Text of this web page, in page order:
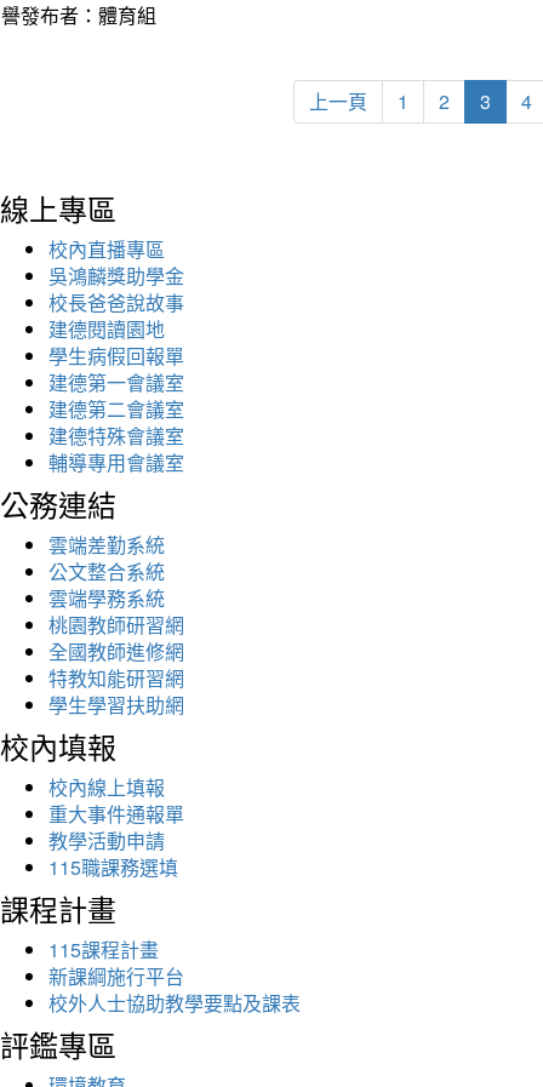
發布者：體育組
上一頁 1 2 3 4
線上專區
校內直播專區
吳鴻麟獎助學金
校長爸爸說故事
建德閱讀園地
學生病假回報單
建德第一會議室
建德第二會議室
建德特殊會議室
輔導專用會議室
公務連結
雲端差勤系統
公文整合系統
雲端學務系統
桃園教師研習網
全國教師進修網
特教知能研習網
學生學習扶助網
校內填報
校內線上填報
重大事件通報單
教學活動申請
115職課務選填
課程計畫
115課程計畫
新課綱施行平台
校外人士協助教學要點及課表
評鑑專區